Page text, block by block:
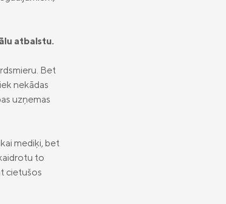
atbalstu.
Bet
nekādas
uzņemas
mediķi, bet
to
cietušos